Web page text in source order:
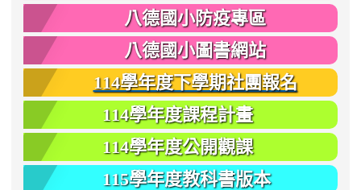
八德國小防疫專區
八德國小圖書網站
114學年度下學期社團報名
114學年度課程計畫
114學年度公開觀課
115學年度教科書版本